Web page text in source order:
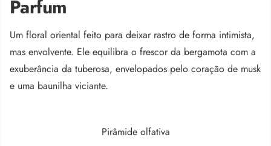
Parfum
Um floral oriental feito para deixar rastro de forma intimista,
mas envolvente. Ele equilibra o frescor da bergamota com a
exuberância da tuberosa, envelopados pelo coração de musk
e uma baunilha viciante.
Pirâmide olfativa